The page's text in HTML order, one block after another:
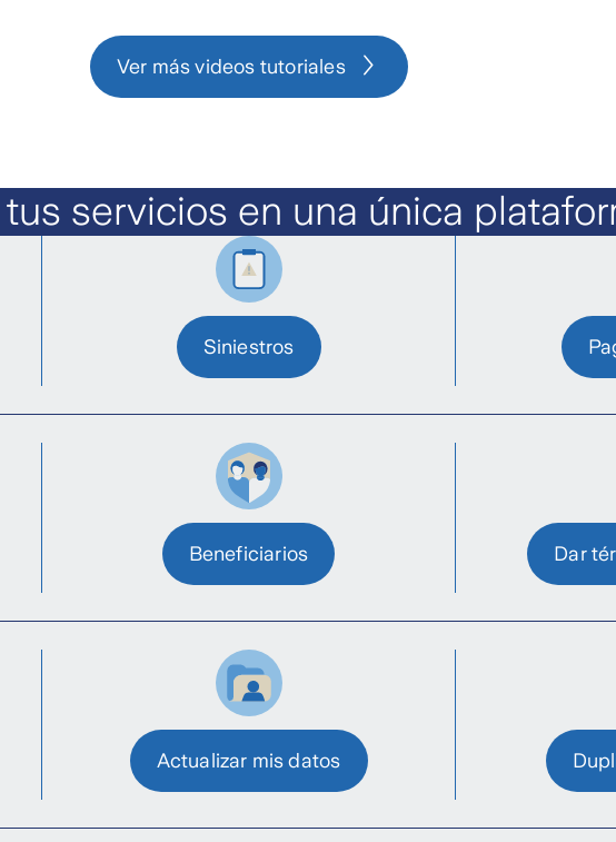
Ver más videos tutoriales
tus servicios en una única
Siniestros
Beneficiarios Dar
Actualizar mis datos